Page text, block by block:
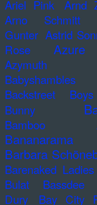
Ariel Pink
Arnd
Arno Schmitt
Gunter Astrid
Rose
Azymuth
Babyshambles
Backstreet Boys
Bunny
Bamboo
Bananarama
Barbara
Barenaked Ladies
Bulat
Bassdee
Dury
Bay City